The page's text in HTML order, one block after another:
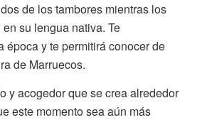
de los tambores mientras los
su lengua nativa. Te
época y te permitirá conocer de
de Marruecos.
y acogedor que se crea alrededor
este momento sea aún más